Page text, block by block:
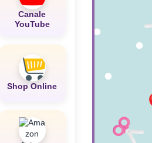
Canale
YouTube
Shop Online